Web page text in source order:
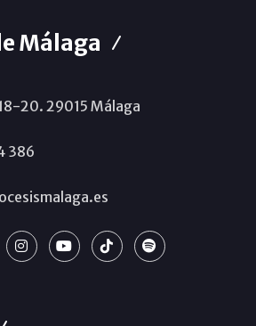
Málaga
20. 29015 Málaga
386